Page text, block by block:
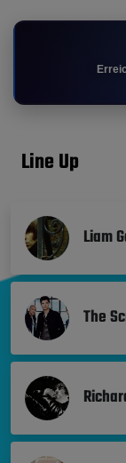
Line Up
Liam
The